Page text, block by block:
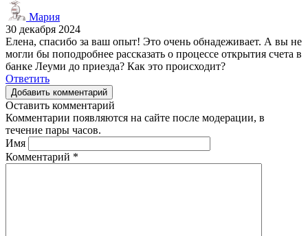
Мария
30 декабря 2024
Елена, спасибо за ваш опыт! Это очень обнадеживает. А вы не
могли бы поподробнее рассказать о процессе открытия счета в
банке Леуми до приезда? Как это происходит?
Ответить
Добавить комментарий
Оставить комментарий
Комментарии появляются на сайте после модерации, в
течение пары часов.
Имя
Комментарий *